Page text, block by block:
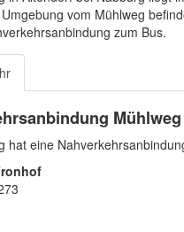
vom Mühlweg
zum Bus.
Mühlweg
hat eine